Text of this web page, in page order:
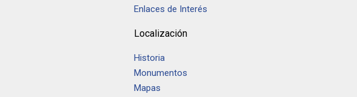
Enlaces de Interés
Localización
Historia
Monumentos
Mapas